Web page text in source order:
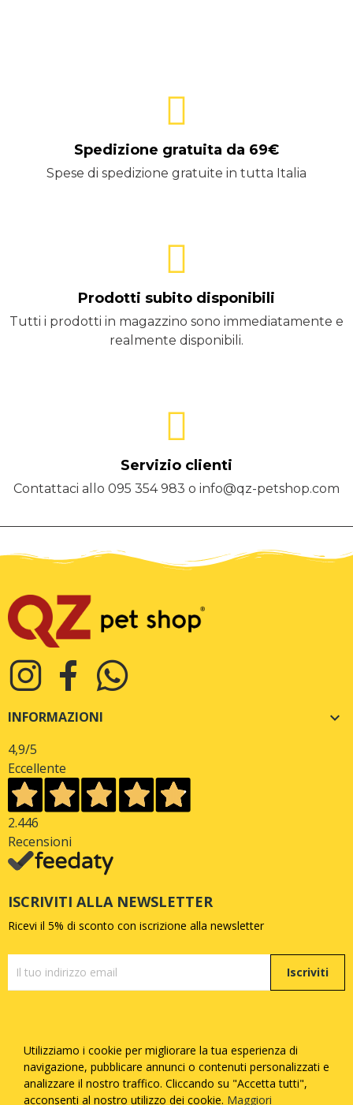
Spedizione gratuita da 69€
Spese di spedizione gratuite in tutta Italia
Prodotti subito disponibili
Tutti i prodotti in magazzino sono immediatamente e
realmente disponibili.
Servizio clienti
Contattaci allo 095 354 983 o info@qz-petshop.com
INFORMAZIONI 
4,9/5
Eccellente
2.446
Recensioni
ISCRIVITI ALLA NEWSLETTER
Ricevi il 5% di sconto con iscrizione alla newsletter
Iscriviti
Copyright © Quattrozampe S.R.L. - P.iva05377730873
Tutti i diritti riservati - Made with byFebosoft
Informatica
Utilizziamo i cookie per migliorare la tua esperienza di
navigazione, pubblicare annunci o contenuti personalizzati e
analizzare il nostro traffico. Cliccando su "Accetta tutti",
acconsenti al nostro utilizzo dei cookie. Maggiori